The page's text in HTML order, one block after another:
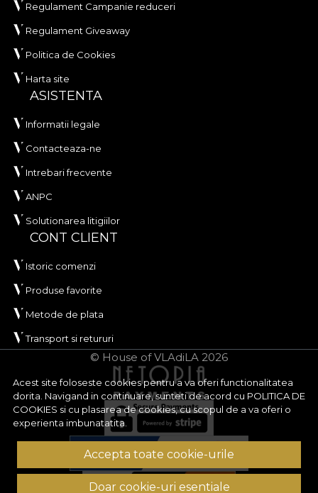
Acest site foloseste cookies pentru a va oferi functionalitatea
dorita. Navigand in continuare, sunteti de acord cu POLITICA DE
COOKIES si cu plasarea de cookies, cu scopul de a va oferi o
experienta imbunatatita.
Accepta toate cookie-urile
Doar cookie-uri esentiale
Regulament Campanie reduceri
Regulament Giveaway
Politica de Cookies
Harta site
ASISTENTA
Informatii legale
Contacteaza-ne
Intrebari frecvente
ANPC
Solutionarea litigiilor
CONT CLIENT
Istoric comenzi
Produse favorite
Metode de plata
Transport si retururi
© House of VLAdiLA 2026